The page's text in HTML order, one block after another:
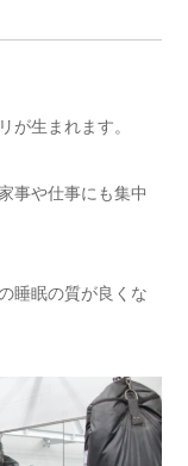
が生まれます。
事や仕事にも集中
睡眠の質が良くな